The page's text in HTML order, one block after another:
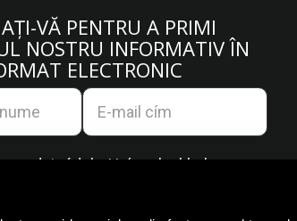
VĂ PENTRU A PRIMI
NOSTRU INFORMATIV ÎN
ELECTRONIC
azadatvédelmi irányelvekkel.